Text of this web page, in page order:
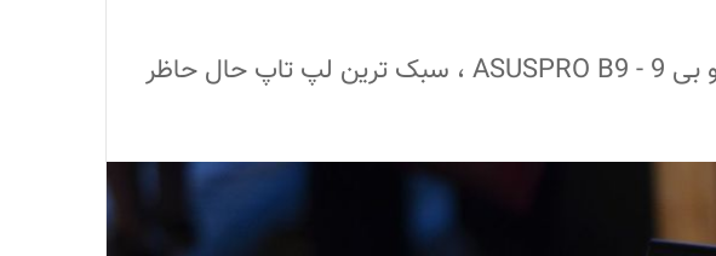
شرکت ایسوس در جریان نمایشگاه ایفا 2019 از لپ تاپ لپ تاپ ایسوس پرو بی 9 - ASUSPRO B9 ، سبک ترین لپ تاپ حال حاظر